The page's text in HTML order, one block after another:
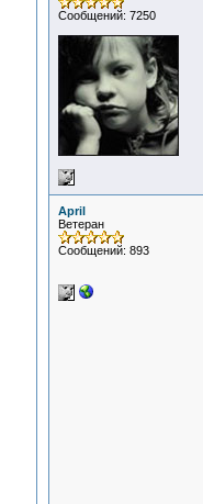
Сообщений: 7250
April
Ветеран
Сообщений: 893